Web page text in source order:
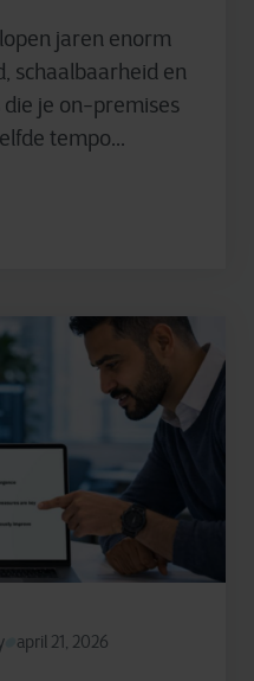
jaren enorm
schaalbaarheid en
je on-premises
tempo...
april 21, 2026